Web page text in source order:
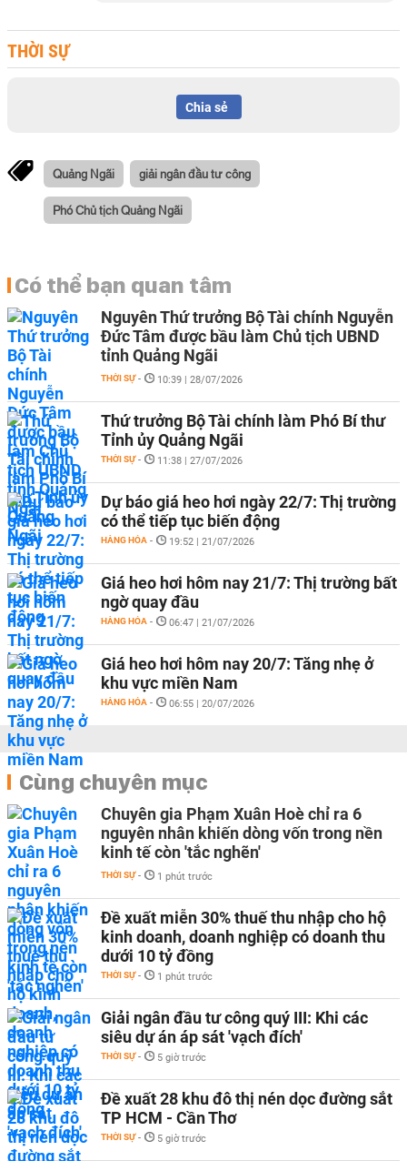
THỜI SỰ
Chia sẻ
Quảng Ngãi giải ngân đầu tư công
Phó Chủ tịch Quảng Ngãi
Có thể bạn quan tâm
Nguyên Thứ trưởng Bộ Tài chính Nguyễn
Đức Tâm được bầu làm Chủ tịch UBND
tỉnh Quảng Ngãi
THỜI SỰ - 10:39 | 28/07/2026
Thứ trưởng Bộ Tài chính làm Phó Bí thư
Tỉnh ủy Quảng Ngãi
THỜI SỰ - 11:38 | 27/07/2026
Dự báo giá heo hơi ngày 22/7: Thị trường
có thể tiếp tục biến động
HÀNG HÓA - 19:52 | 21/07/2026
Giá heo hơi hôm nay 21/7: Thị trường bất
ngờ quay đầu
HÀNG HÓA - 06:47 | 21/07/2026
Giá heo hơi hôm nay 20/7: Tăng nhẹ ở
khu vực miền Nam
HÀNG HÓA - 06:55 | 20/07/2026
Cùng chuyên mục
Chuyên gia Phạm Xuân Hoè chỉ ra 6
nguyên nhân khiến dòng vốn trong nền
kinh tế còn 'tắc nghẽn'
THỜI SỰ - 1 phút trước
Đề xuất miễn 30% thuế thu nhập cho hộ
kinh doanh, doanh nghiệp có doanh thu
dưới 10 tỷ đồng
THỜI SỰ - 1 phút trước
Giải ngân đầu tư công quý III: Khi các
siêu dự án áp sát 'vạch đích'
THỜI SỰ - 5 giờ trước
Đề xuất 28 khu đô thị nén dọc đường sắt
TP HCM - Cần Thơ
THỜI SỰ - 5 giờ trước